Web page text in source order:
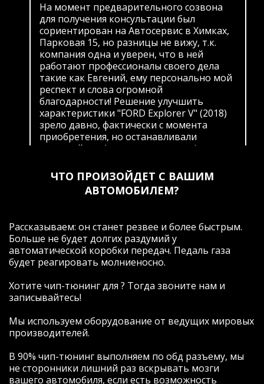
На момент предварительного созвона
для получения консультации был
сориентирован на Автосервис в Химках,
Парковая 15, но разницы не вижу, т.к.
компания одна и уверен, что в ней
работают профессионалы своего дела
такие как Евгений, ему персонально мой
респект и слова огромной
благодарности! Решение улучшить
характеристики "FORD Explorer V" (2018)
зрело давно, фактически с момента
приобретения, но останавливали
гарантийные (пусть и невнятные)
ограниченность доступной информации
по этой теме. Изучая вопрос, открыл для
себя тот факт,что комплектация "Limited
оказывается не дает возможность
пользоваться интересными и нужными с
точки зрения комфорта опциями, и этот
факт "дискриминации" известного
новых авто в России подтолкнул меня к
еще более глубокому изучению вопроса.
общения, в том числе с теми, кто пытался
навязывать только свое видение
заниматься индивидуальными
настройками опций, я, в итоге,
ЧТО ПРОИЗОЙДЕТ С ВАШИМ
АВТОМОБИЛЕМ?
Рассказываем: он станет резвее и более быстрым.
Больше не будет долгих раздумий у
автоматической коробки передач. Педаль газа
будет реагировать молниеносно.
Хотите чип-тюнинг для ? Тогда звоните нам и
записывайтесь!
Мы используем оборудование от ведущих мировых
производителей.
В 90% чип-тюнинг выполняем по обд разъему, мы
не сторонники лишний раз вскрывать мозги
вашего автомобиля, если есть возможность